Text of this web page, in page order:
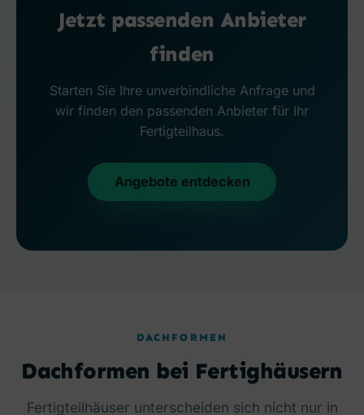
Jetzt passenden Anbieter
finden
Starten Sie Ihre unverbindliche Anfrage und
wir finden den passenden Anbieter für Ihr
Fertigteilhaus.
Angebote entdecken
DACHFORMEN
Dachformen bei Fertighäusern
Fertigteilhäuser unterscheiden sich nicht nur in